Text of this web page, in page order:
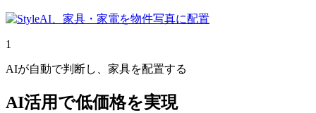
1
AIが自動で判断し、家具を配置する
AI活用で低価格を実現